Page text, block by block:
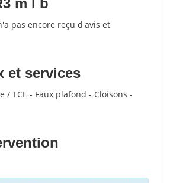
m l b
pas encore reçu d'avis et
et services
/ TCE - Faux plafond - Cloisons -